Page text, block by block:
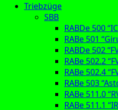
Triebzüge
SBB
RABDe 500
RABe 501
RABDe 502
RABe 502.2
RABe 502.4
RABe 503
RABe 511.0
RABe 511.1